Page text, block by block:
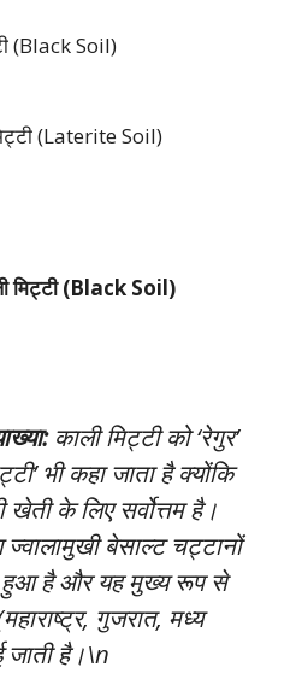
(Black Soil)
(Laterite Soil)
मिट्टी (Black Soil)
काली मिट्टी को ‘रेगुर’
भी कहा जाता है क्योंकि
के लिए सर्वोत्तम है।
ज्वालामुखी बेसाल्ट चट्टानों
हुआ है और यह मुख्य रूप से
गुजरात, मध्य
जाती है।\n